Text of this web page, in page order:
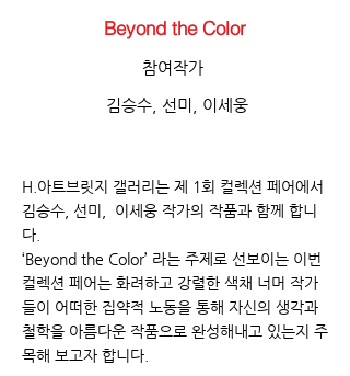
Beyond the Color
참여작가
김승수, 선미, 이세웅
H.아트브릿지 갤러리는 제 1회 컬렉션 페어에서
김승수, 선미, 이세웅 작가의 작품과 함께 합니
다.
‘Beyond the Color’ 라는 주제로 선보이는 이번
컬렉션 페어는 화려하고 강렬한 색채 너머 작가
들이 어떠한 집약적 노동을 통해 자신의 생각과
철학을 아름다운 작품으로 완성해내고 있는지 주
목해 보고자 합니다.